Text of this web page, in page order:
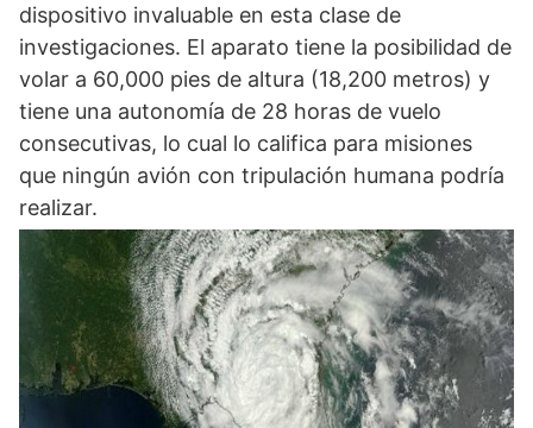
dispositivo invaluable en esta clase de
investigaciones. El aparato tiene la posibilidad de
volar a 60,000 pies de altura (18,200 metros) y
tiene una autonomía de 28 horas de vuelo
consecutivas, lo cual lo califica para misiones
que ningún avión con tripulación humana podría
realizar.